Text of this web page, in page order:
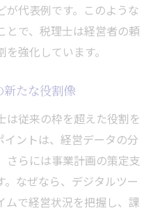
営者の新たな連携術
税理士の可能性
トを選ぶ際の要点
税理士ができる支援
加速する会計ソフト
会計ソフト活用法
フトの未来展望
理士の選び方
が代表例です。このような
とで、税理士は経営者の頼
強化しています。
新たな役割像
は従来の枠を超えた役割を
ントは、経営データの分
さらには事業計画の策定支
なぜなら、デジタルツー
ムで経営状況を把握し、課